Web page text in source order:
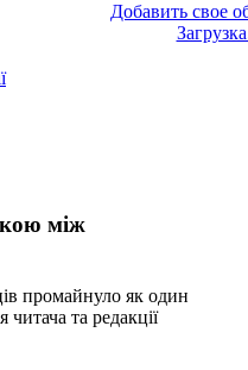
Добавить свое
між
промайнуло як один
та редакції